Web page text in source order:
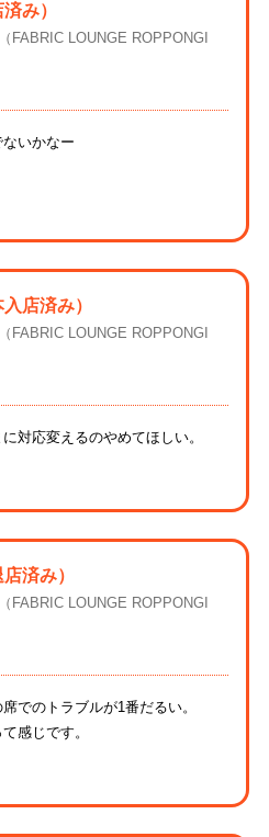
み）
FABRIC LOUNGE ROPPONGI
いかなー
店済み）
FABRIC LOUNGE ROPPONGI
対応変えるのやめてほしい。
済み）
FABRIC LOUNGE ROPPONGI
でのトラブルが1番だるい。
感じです。